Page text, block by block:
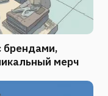
брендами,
мерч